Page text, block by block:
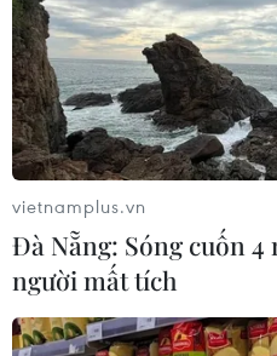
vietnamplus.vn
Đà Nẵng: Sóng cuốn
người mất tích